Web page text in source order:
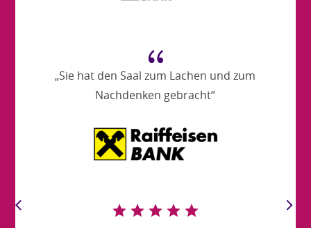
{
„Sie hat den Saal zum Lachen und zum
Nachdenken gebracht“